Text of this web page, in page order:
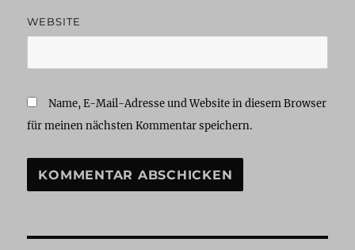
WEBSITE
Name, E-Mail-Adresse und Website in diesem Browser
für meinen nächsten Kommentar speichern.